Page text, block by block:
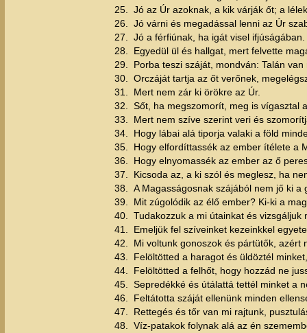
25.
Jó az Úr azoknak, a kik várják őt; a
26.
Jó várni és megadással lenni az Úr
27.
Jó a férfiúnak, ha igát visel ifjúságában.
28.
Egyedül ül és hallgat, mert felvette
29.
Porba teszi száját, mondván: Talán
30.
Orczáját tartja az őt verőnek,
31.
Mert nem zár ki örökre az Úr.
32.
Sőt, ha megszomorít, meg is vígasztal
33.
Mert nem szíve szerint veri és
34.
Hogy lábai alá tiporja valaki a föld
35.
Hogy elfordíttassék az ember ítélete a
36.
Hogy elnyomassék az ember az ő
37.
Kicsoda az, a ki szól és meglesz, ha
38.
A Magasságosnak szájából nem jő ki a
39.
Mit zúgolódik az élő ember? Ki-ki a
40.
Tudakozzuk a mi útainkat és vizsgáljuk
41.
Emeljük fel szíveinket kezeinkkel
42.
Mi voltunk gonoszok és pártütők, azért
43.
Felöltötted a haragot és üldöztél
44.
Felöltötted a felhőt, hogy hozzád ne
45.
Sepredékké és útálattá tettél minket a
46.
Feltátotta száját ellenünk minden
47.
Rettegés és tőr van mi rajtunk,
48.
Víz-patakok folynak alá az én